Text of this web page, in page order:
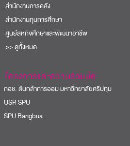
สำนักงานการคลัง
สำนักงานทุนการศึกษา
ศูนย์สหกิจศึกษาและพัฒนาอาชีพ
>> ดูทั้งหมด
โครงการและความร่วมมือ
กอช. ต้นกล้าการออม มหาวิทยาลัยศรีปทุม
USR SPU
SPU Bangbua